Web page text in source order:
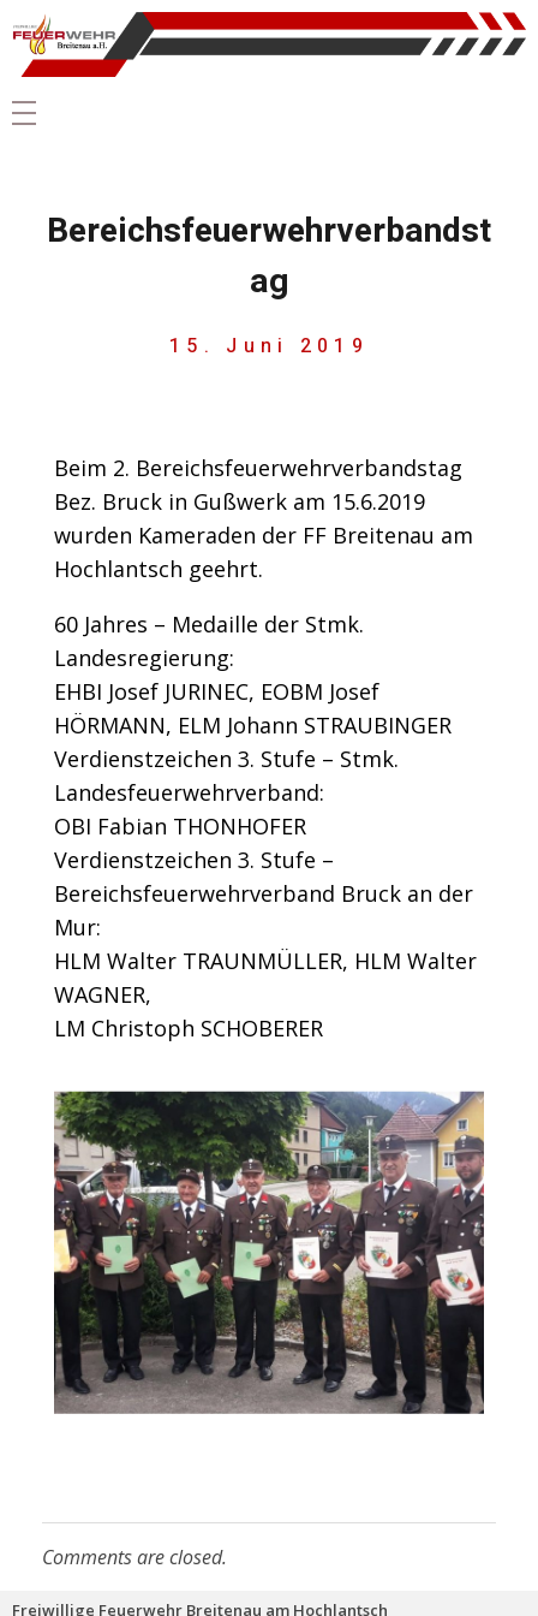
Bereichsfeuerwehrverbandst
ag
15. Juni 2019
Beim 2. Bereichsfeuerwehrverbandstag
Bez. Bruck in Gußwerk am 15.6.2019
wurden Kameraden der FF Breitenau am
Hochlantsch geehrt.
60 Jahres – Medaille der Stmk.
Landesregierung:
EHBI Josef JURINEC, EOBM Josef
HÖRMANN, ELM Johann STRAUBINGER
Verdienstzeichen 3. Stufe – Stmk.
Landesfeuerwehrverband:
OBI Fabian THONHOFER
Verdienstzeichen 3. Stufe –
Bereichsfeuerwehrverband Bruck an der
Mur:
HLM Walter TRAUNMÜLLER, HLM Walter
WAGNER,
LM Christoph SCHOBERER
Comments are closed.
Freiwillige Feuerwehr Breitenau am Hochlantsch